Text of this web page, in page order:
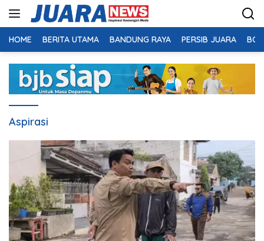
HOME BERITA UTAMA BANDUNG RAYA PERSIB JUARA
Aspirasi